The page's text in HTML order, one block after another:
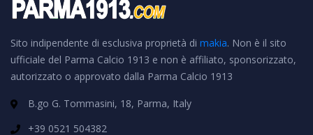
Sito indipendente di esclusiva proprietà di makia. Non è il sito
ufficiale del Parma Calcio 1913 e non è affiliato, sponsorizzato,
autorizzato o approvato dalla Parma Calcio 1913
B.go G. Tommasini, 18, Parma, Italy
+39 0521 504382